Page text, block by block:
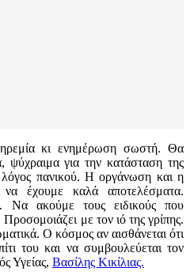
κι ενημέρωση σωστή. Θα
για την κατάσταση της
λόγος πανικού. Η οργάνωση και η
έχουμε καλά αποτελέσματα.
Να ακούμε τους ειδικούς που
με τον ιό της γρίπης.
Ο κόσμος αν αισθάνεται ότι
του και να συμβουλεύεται τον
Υγείας, Βασίλης Κικίλιας.